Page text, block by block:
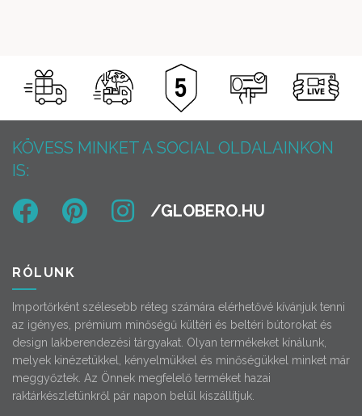
KÖVESS MINKET A SOCIAL OLDALAINKON
IS:
RÓLUNK
Importőrként szélesebb réteg számára elérhetővé kívánjuk tenni
az igényes, prémium minőségű kültéri és beltéri bútorokat és
design lakberendezési tárgyakat. Olyan termékeket kínálunk,
melyek kinézetükkel, kényelmükkel és minőségükkel minket már
meggyőztek. Az Önnek megfelelő terméket hazai
raktárkészletünkről pár napon belül kiszállítjuk.